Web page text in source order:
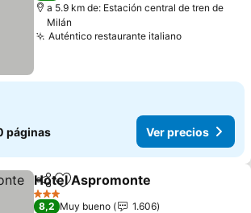
a 5.9 km de: Estación central de tren de
Milán
Auténtico restaurante italianoVer precios
páginas Ver precios
CompartirAgregar a favoritos
Hotel Aspromonte
3 Estrellas
8,2 Muy bueno
1.606